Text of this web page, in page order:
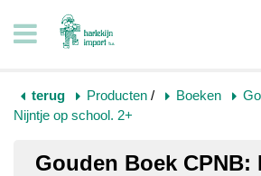
terug Producten / Boeken
Nijntje op school. 2+
Gouden Boek CPNB: